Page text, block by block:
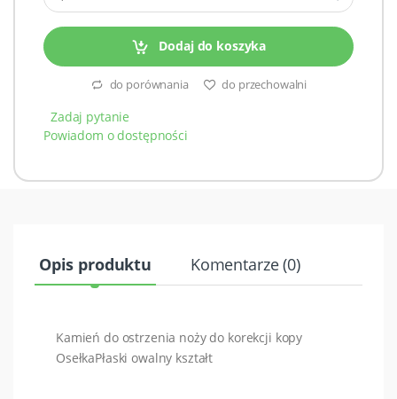
Dodaj do koszyka
do porównania do przechowalni
Zadaj pytanie
Powiadom o dostępności
Opis produktu Komentarze (0)
Kamień do ostrzenia noży do korekcji kopy
OsełkaPłaski owalny kształt